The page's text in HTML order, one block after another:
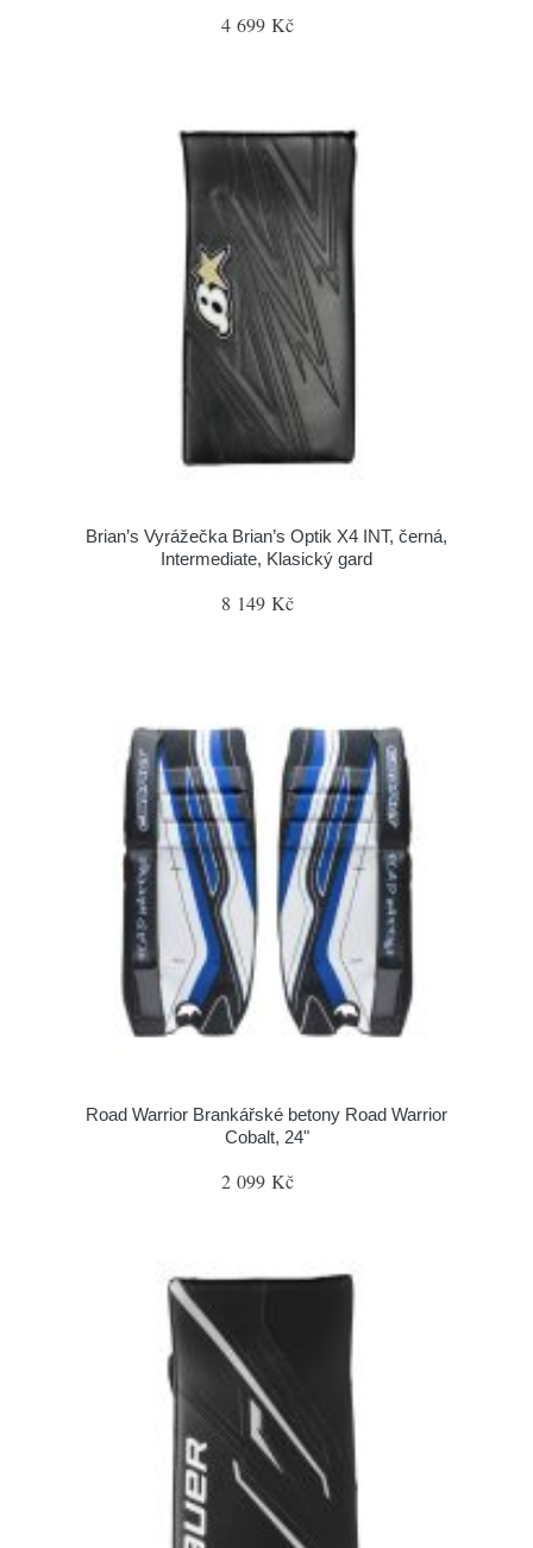
4 699 Kč
Brian’s Vyrážečka Brian’s Optik X4 INT, černá,
Intermediate, Klasický gard
8 149 Kč
Road Warrior Brankářské betony Road Warrior
Cobalt, 24"
2 099 Kč